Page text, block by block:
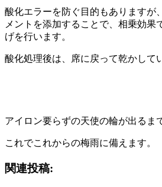
酸化エラーを防ぐ目的もありますが
メントを添加することで、相乗効果
げを行います。
酸化処理後は、席に戻って乾かして
アイロン要らずの天使の輪が出るま
これでこれからの梅雨に備えます。
関連投稿: